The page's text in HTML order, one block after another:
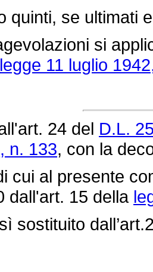
se ultimati
si
legge 11 luglio
24 del D.L.
n. 133, con la
cui al presente
dall'art. 15 della
sostituito